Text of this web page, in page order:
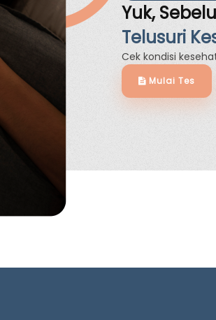
Yuk,
Telusuri
Cek kondisi
Mulai Tes